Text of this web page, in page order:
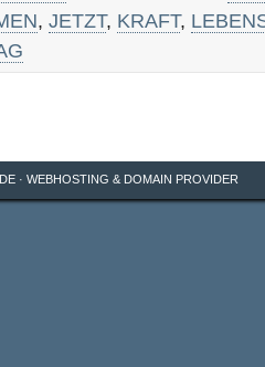
, JETZT, KRAFT,
· WEBHOSTING & DOMAIN PROVIDER